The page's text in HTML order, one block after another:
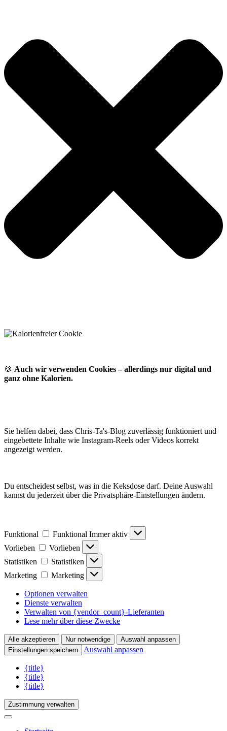
🍪 Auch wir verwenden Cookies – allerdings nur digital und
ganz ohne Kalorien.
Sie helfen dabei, dass Chris-Ta's-Blog zuverlässig funktioniert und
eingebettete Inhalte wie Instagram-Reels oder Videos korrekt
angezeigt werden.
Du entscheidest selbst, was in die Keksdose darf. Deine Auswahl
kannst du jederzeit über die Privatsphäre-Einstellungen ändern.
Funktional Funktional Immer aktiv
Vorlieben
Vorlieben
Statistiken
Statistiken
Marketing
Marketing
Optionen verwalten
Dienste verwalten
Verwalten von {vendor_count}-Lieferanten
Lese mehr über diese Zwecke
Alle akzeptieren Nur notwendige
Auswahl anpassen
Einstellungen speichern
Auswahl anpassen
{title}
{title}
{title}
Zustimmung verwalten